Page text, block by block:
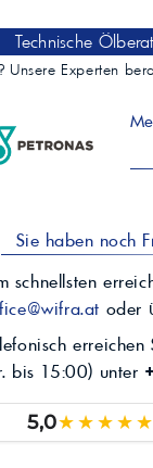
Technische
Unsere Experten
Sie haben noch
schnellsten
oder
bis 15:00) unter
5,0★★★★★